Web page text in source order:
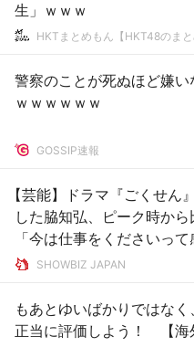
生」ｗｗｗ
HKTまとめもん【HKT48のまと
警察のことが死ぬほど嫌い
ｗｗｗｗｗｗ
GOSSIP速報
【芸能】ドラマ『ごくせん
した脇知弘、ピーク時か
「今は仕事をくださいって
SHOWBIZ JAPAN
もあとゆいばかりではな
正当に評価しよう！ 【海